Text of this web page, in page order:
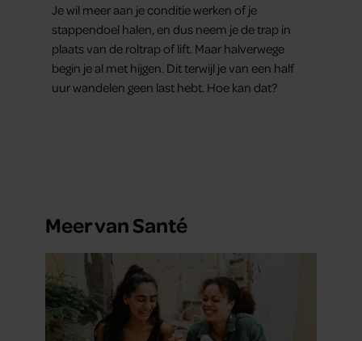
Je wil meer aan je conditie werken of je
stappendoel halen, en dus neem je de trap in
plaats van de roltrap of lift. Maar halverwege
begin je al met hijgen. Dit terwijl je van een half
uur wandelen geen last hebt. Hoe kan dat?
Meer van Santé